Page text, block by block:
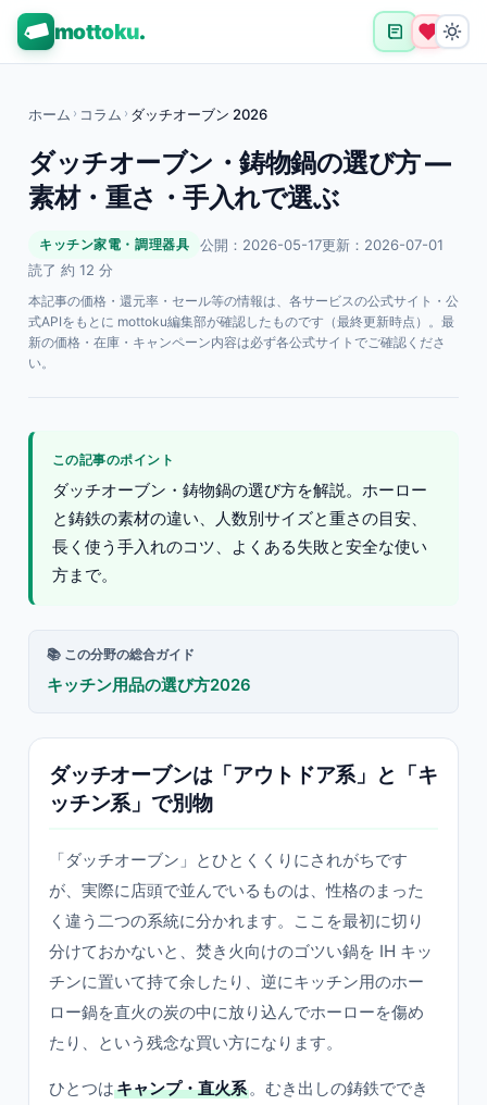
mottoku.
ホーム › コラム › ダッチオーブン 2026
ダッチオーブン・鋳物鍋の選び方 —
素材・重さ・手入れで選ぶ
キッチン家電・調理器具 公開：2026-05-17更新：2026-07-01
読了 約 12 分
本記事の価格・還元率・セール等の情報は、各サービスの公式サイト・公
式APIをもとに mottoku編集部が確認したものです（最終更新時点）。最
新の価格・在庫・キャンペーン内容は必ず各公式サイトでご確認くださ
い。
この記事のポイント
ダッチオーブン・鋳物鍋の選び方を解説。ホーロー
と鋳鉄の素材の違い、人数別サイズと重さの目安、
長く使う手入れのコツ、よくある失敗と安全な使い
方まで。
📚 この分野の総合ガイド
キッチン用品の選び方2026
ダッチオーブンは「アウトドア系」と「キ
ッチン系」で別物
「ダッチオーブン」とひとくくりにされがちです
が、実際に店頭で並んでいるものは、性格のまった
く違う二つの系統に分かれます。ここを最初に切り
分けておかないと、焚き火向けのゴツい鍋を IH キッ
チンに置いて持て余したり、逆にキッチン用のホー
ロー鍋を直火の炭の中に放り込んでホーローを傷め
たり、という残念な買い方になります。
ひとつはキャンプ・直火系。むき出しの鋳鉄ででき